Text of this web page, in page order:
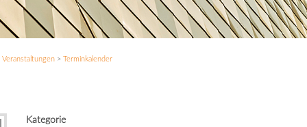
Veranstaltungen> Terminkalender
Kategorie